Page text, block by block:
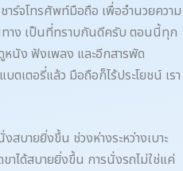
ร์จโทรศัพท์มือถือ เพื่ออำนวยความ
ทาง เป็นที่ทราบกันดีครับ ตอนนี้ทุก
นัง ฟังเพลง และอีกสารพัด
ตเตอรี่แล้ว มือถือก็ไร้ประโยชน์ เรา
สบายยิ่งขึ้น ช่วงห่างระหว่างเบาะ
ขาได้สบายยิ่งขึ้น การนั่งรถไม่ใช่แค่